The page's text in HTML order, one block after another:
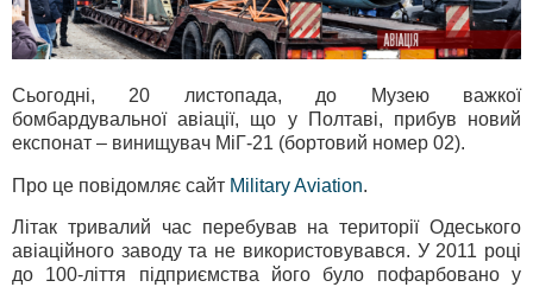
Сьогодні, 20 листопада, до Музею важкої
бомбардувальної авіації, що у Полтаві, прибув новий
експонат – винищувач МіГ-21 (бортовий номер 02).
Про це повідомляє сайт Military Aviation.
Літак тривалий час перебував на території Одеського
авіаційного заводу та не використовувався. У 2011 році
до 100-ліття підприємства його було пофарбовано у